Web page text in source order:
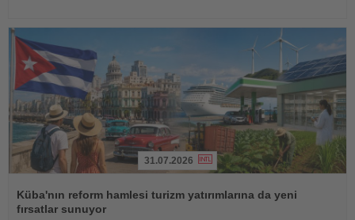
Oku
31.07.2026
Küba'nın reform hamlesi turizm yatırımlarına da yeni
fırsatlar sunuyor